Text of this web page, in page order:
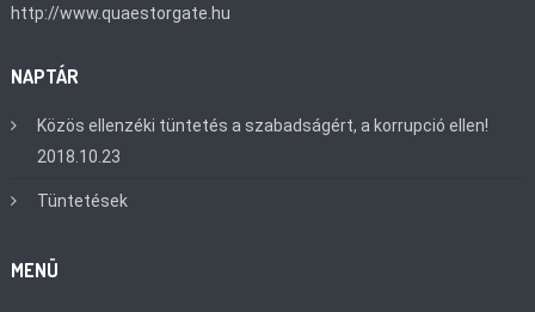
http://www.quaestorgate.hu
NAPTÁR
Közös ellenzéki tüntetés a szabadságért, a korrupció ellen!
2018.10.23
Tüntetések
MENÜ